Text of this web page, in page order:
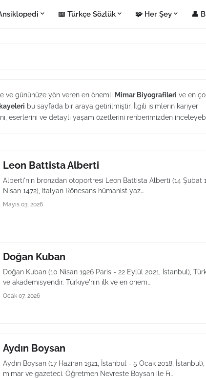
📖 Türkçe Sözlük 🧩 Her Şey 👤
ve gününüze yön veren en önemli Mimar Biyografileri ve en
bu sayfada bir araya getirilmiştir. İlgili isimlerin kariyer
eserlerini ve detaylı yaşam özetlerini rehberimizden
Leon Battista Alberti
Alberti'nin bronzdan otoportresi Leon Battista Alberti (14 Şubat
Nisan 1472), İtalyan Rönesans hümanist yaz…
Mayıs 03, 2026
Doğan Kuban
Doğan Kuban (10 Nisan 1926 Paris - 22 Eylül 2021, İstanbul),
ve akademisyendir. Türkiye'nin ilk ve en önem…
Ocak 07, 2026
Aydın Boysan
Aydın Boysan (17 Haziran 1921, İstanbul - 5 Ocak 2018,
mimar ve gazeteci. Öğretmen Nevreste Boysan ile Fı…